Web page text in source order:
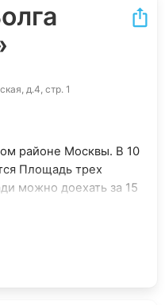
д.4, стр. 1
районе Москвы. В 10
Площадь трех
можно доехать за 15
метро
и Ярославский